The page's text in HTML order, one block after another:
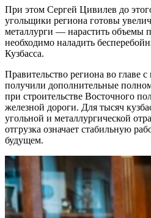
При этом Сергей Цивилев до
угольщики региона готовы
металлурги — нарастить объемы
необходимо наладить
Кузбасса.
Правительство региона во главе
получили дополнительные
при строительстве Восточного
железной дороги. Для тысяч
угольной и металлургической
отгрузка означает стабильную
будущем.